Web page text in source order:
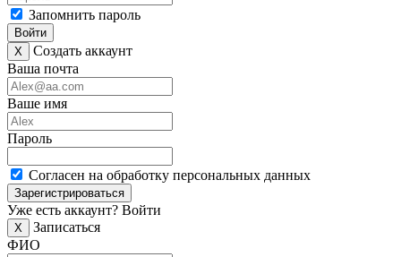
Запомнить пароль
Войти
X
Создать аккаунт
Ваша почта
Ваше имя
Пароль
Согласен на обработку персональных данных
Зарегистрироваться
Уже есть аккаунт? Войти
X
Записаться
ФИО